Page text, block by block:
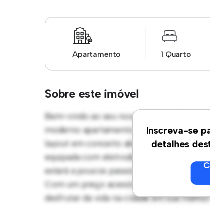
Apartamento 1 Quarto
Sobre este imóvel
Inscreva-se
detalhes
Bem-vindo ao seu novo refúgio urbano
moderno apartamento de 1 quartos
layout em conceito aberto é perfeito
equipada com eletrodomésticos de
estará a poucos passos dos melhores
Com um preço acessível de R$ 7.100,
desfrutar da vida na cidade em sua